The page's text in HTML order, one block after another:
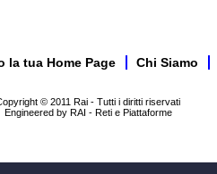
la tua Home Page Chi Siamo
© 2011 Rai - Tutti i diritti riservati
Engineered by RAI - Reti e Piattaforme